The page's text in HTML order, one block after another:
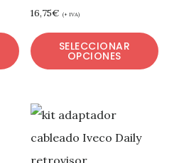
16,75€ (+ IVA)
SELECCIONAR
OPCIONES